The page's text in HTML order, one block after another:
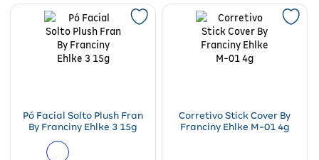
Pó Facial Solto Plush Fran
By Franciny Ehlke 3 15g
Corretivo Stick Cover By
Franciny Ehlke M-01 4g